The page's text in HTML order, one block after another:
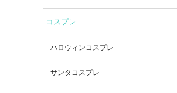
コスプレ
ハロウィンコスプレ
サンタコスプレ